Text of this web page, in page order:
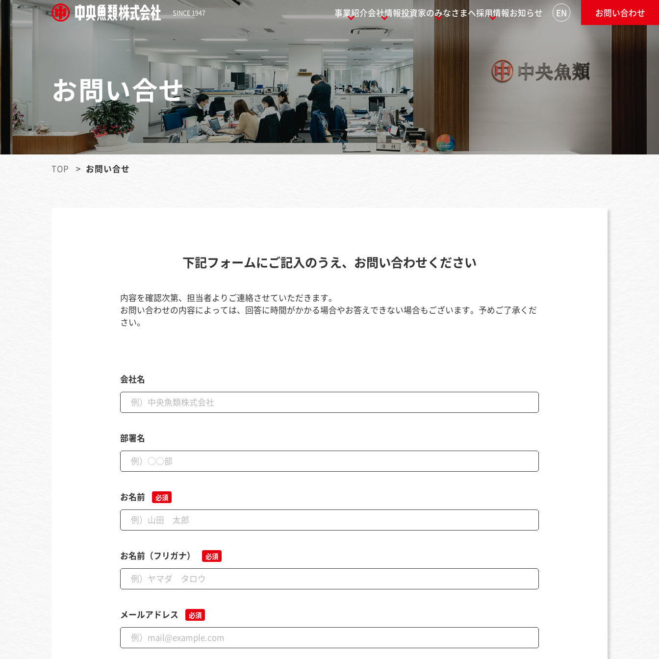
SINCE 1947 事業紹介会社情報投資家のみなさまへ採用情報お知らせ EN お問い合わせ
お問い合せ
TOP お問い合せ
下記フォームにご記入のうえ、 お問い合わせください
内容を確認次第、担当者よりご連絡させていただきます。
お問い合わせの内容によっては、回答に時間がかかる場合やお答えできない場合もございます。予めご了承くだ
さい。
会社名
部署名
お名前 必須
お名前（フリガナ） 必須
メールアドレス 必須